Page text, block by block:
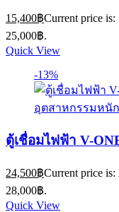
15,400฿Current price is:
25,000฿.
Quick View
-13%
ตู้เชื่อมไฟฟ้า V-
24,500฿Current price is:
28,000฿.
Quick View